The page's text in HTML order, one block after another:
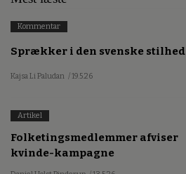
Kommentar
Sprækker i den svenske stilhed
Kajsa Li Paludan / 19.5.26
Artikel
Folketingsmedlemmer afviser
kvinde-kampagne